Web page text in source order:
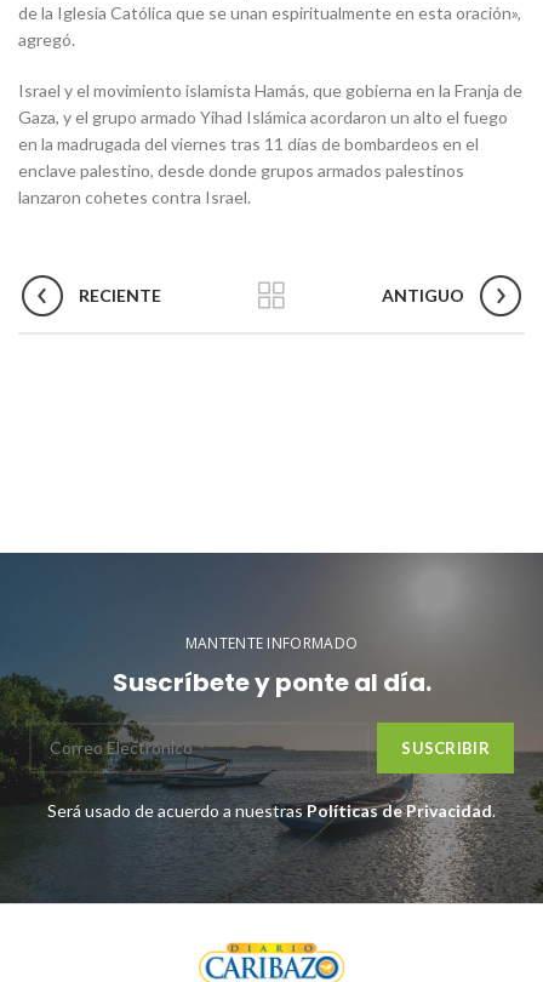
de la Iglesia Católica que se unan espiritualmente en esta oración»,
agregó.
Israel y el movimiento islamista Hamás, que gobierna en la Franja de
Gaza, y el grupo armado Yihad Islámica acordaron un alto el fuego
en la madrugada del viernes tras 11 días de bombardeos en el
enclave palestino, desde donde grupos armados palestinos
lanzaron cohetes contra Israel.
RECIENTE ANTIGUO
MANTENTE INFORMADO
Suscríbete y ponte al día.
Será usado de acuerdo a nuestrasPolíticas de Privacidad.